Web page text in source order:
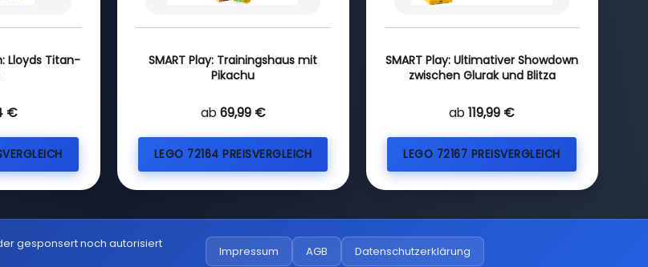
Lloyds Titan-
€
SMART Play: Trainingshaus mit
Pikachu
ab 69,99 €
LEGO 72164 PREISVERGLEICH
SMART Play: Ultimativer Showdown
zwischen Glurak und Blitza
ab 119,99 €
LEGO 72167 PREISVERGLEICH
gesponsert noch autorisiert
Impressum AGB Datenschutzerklärung